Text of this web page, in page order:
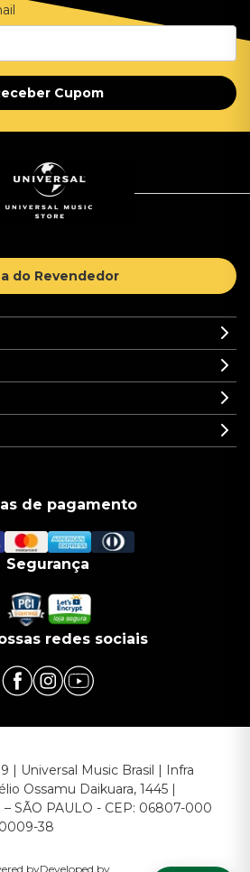
Cupom
do Revendedor
de pagamento
Segurança
redes sociais
| Universal Music Brasil | Infra
Ossamu Daikuara, 1445 |
– SÃO PAULO - CEP: 06807-000
38
byDeveloped by